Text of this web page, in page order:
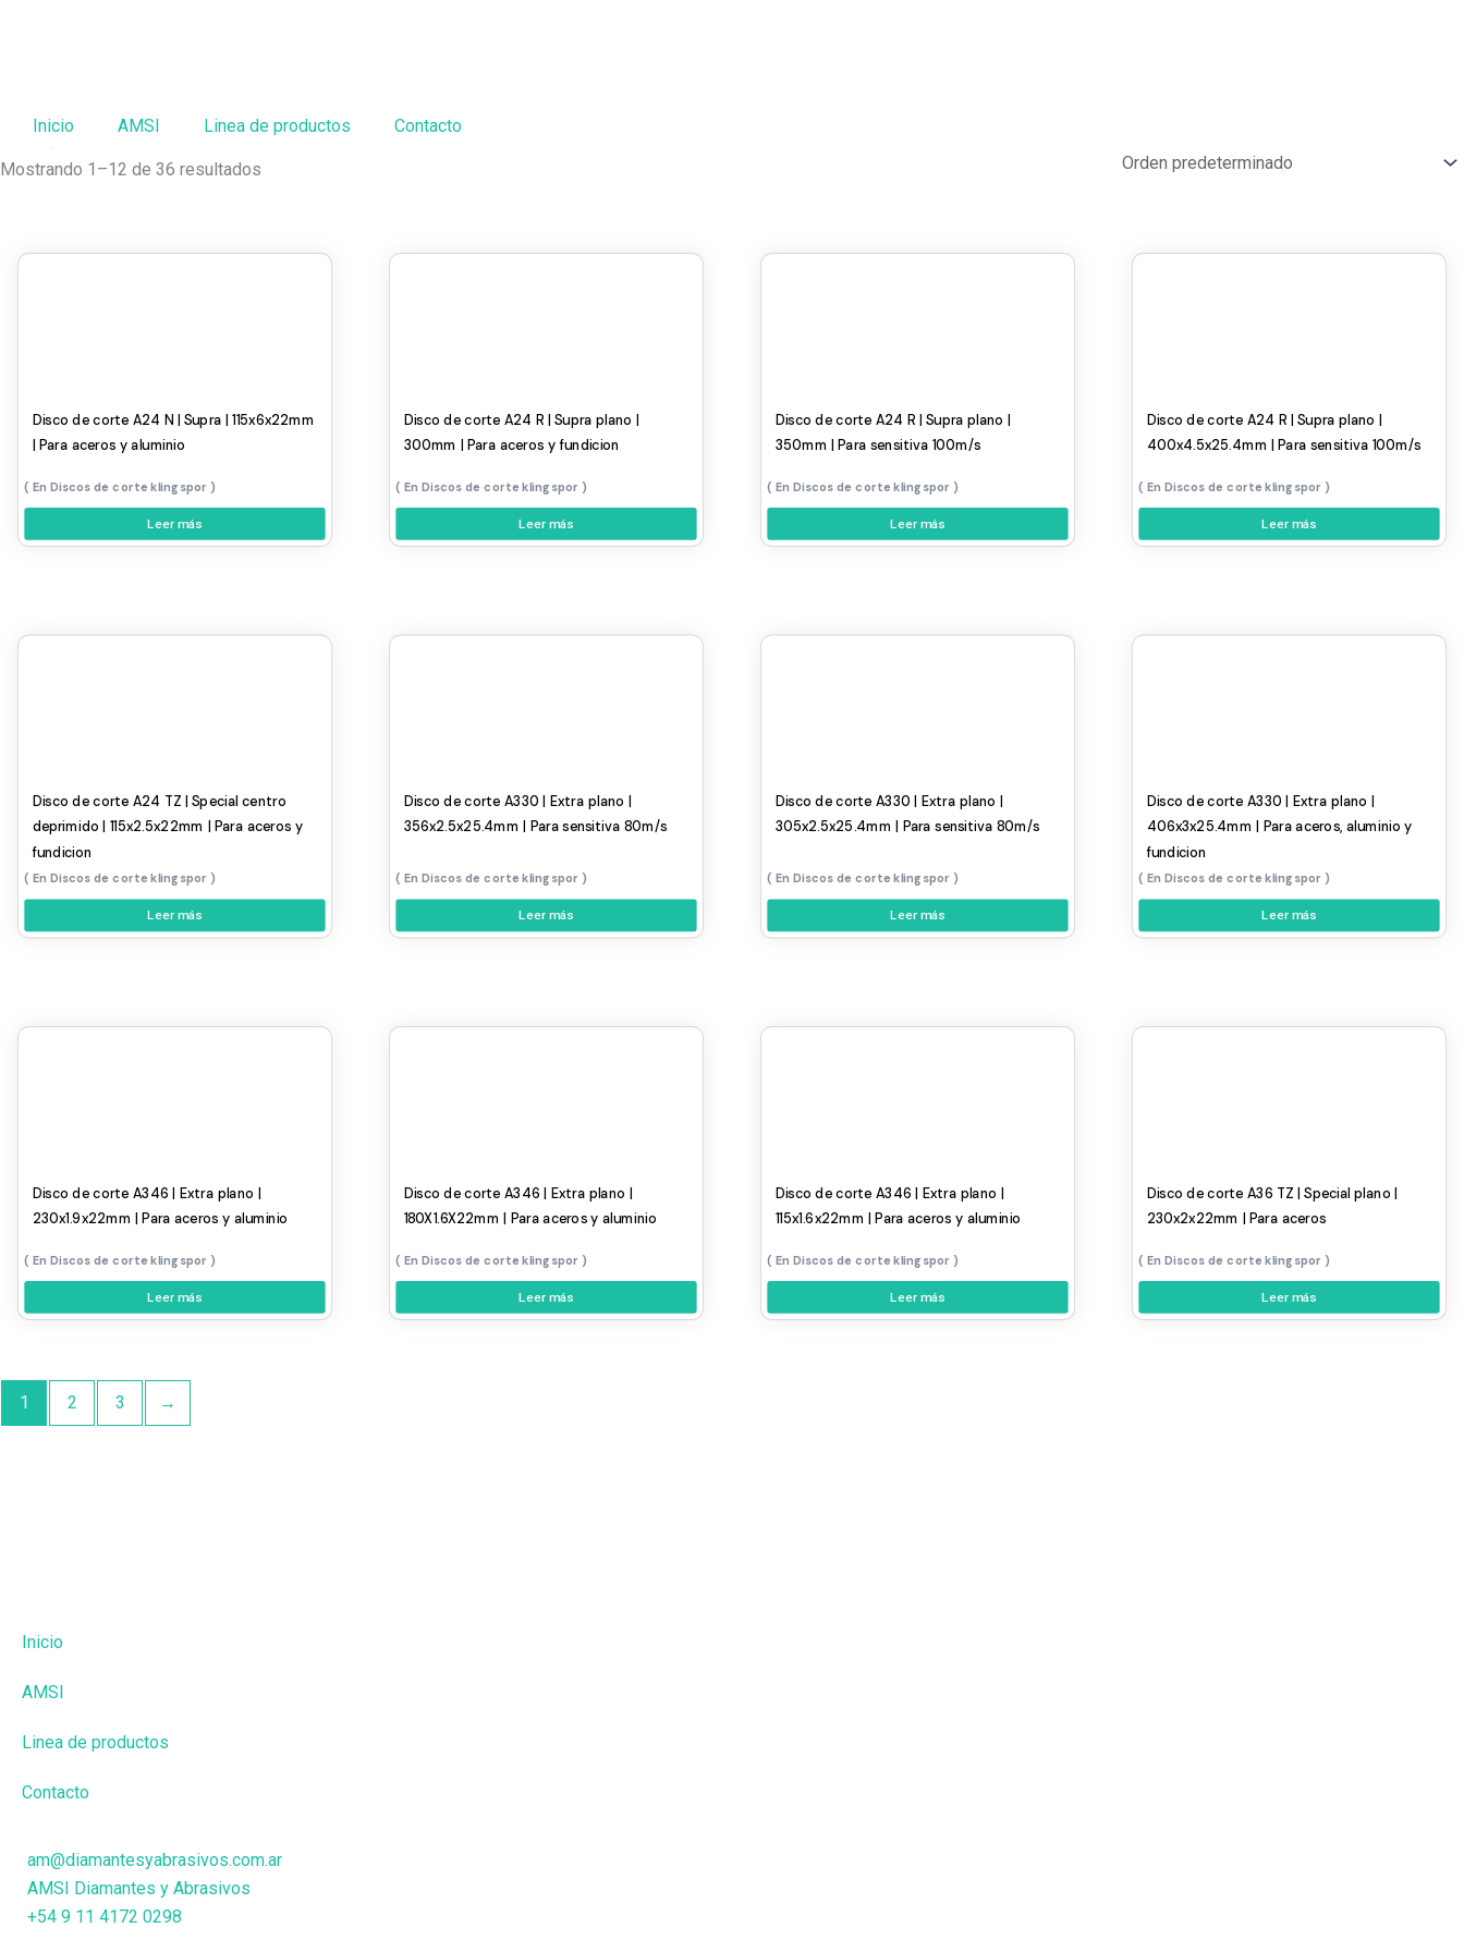
Inicio AMSI Linea de productos Contacto
Mostrando 1–12 de 36 resultados
Disco de corte A24 N | Supra | 115x6x22mm
| Para aceros y aluminio
Discos de corte klingspor
Leer más
Disco de corte A24 R | Supra plano |
300mm | Para aceros y fundicion
Discos de corte klingspor
Leer más
Disco de corte A24 R | Supra plano |
350mm | Para sensitiva 100m/s
Discos de corte klingspor
Leer más
Disco de corte A24 R | Supra plano |
400x4.5x25.4mm | Para sensitiva 100m/s
Discos de corte klingspor
Leer más
Disco de corte A24 TZ | Special centro
deprimido | 115x2.5x22mm | Para aceros y
fundicion
Discos de corte klingspor
Leer más
Disco de corte A330 | Extra plano |
356x2.5x25.4mm | Para sensitiva 80m/s
Discos de corte klingspor
Leer más
Disco de corte A330 | Extra plano |
305x2.5x25.4mm | Para sensitiva 80m/s
Discos de corte klingspor
Leer más
Disco de corte A330 | Extra plano |
406x3x25.4mm | Para aceros, aluminio y
fundicion
Discos de corte klingspor
Leer más
Disco de corte A346 | Extra plano |
230x1.9x22mm | Para aceros y aluminio
Discos de corte klingspor
Leer más
Disco de corte A346 | Extra plano |
180X1.6X22mm | Para aceros y aluminio
Discos de corte klingspor
Leer más
Disco de corte A346 | Extra plano |
115x1.6x22mm | Para aceros y aluminio
Discos de corte klingspor
Leer más
Disco de corte A36 TZ | Special plano |
230x2x22mm | Para aceros
Discos de corte klingspor
Leer más
1 2 3 →
Inicio
AMSI
Linea de productos
Contacto
am@diamantesyabrasivos.com.ar
AMSI Diamantes y Abrasivos
+54 9 11 4172 0298